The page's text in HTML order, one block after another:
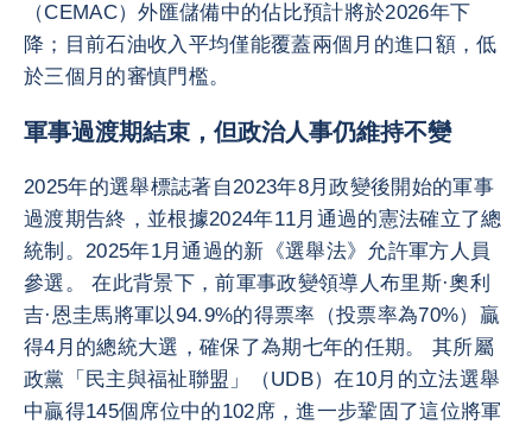
（CEMAC）外匯儲備中的佔比預計將於2026年下
降；目前石油收入平均僅能覆蓋兩個月的進口額，低
於三個月的審慎門檻。
軍事過渡期結束，但政治人事仍維持不變
2025年的選舉標誌著自2023年8月政變後開始的軍事
過渡期告終，並根據2024年11月通過的憲法確立了總
統制。2025年1月通過的新《選舉法》允許軍方人員
參選。 在此背景下，前軍事政變領導人布里斯·奧利
吉·恩圭馬將軍以94.9%的得票率（投票率為70%）贏
得4月的總統大選，確保了為期七年的任期。 其所屬
政黨「民主與福祉聯盟」（UDB）在10月的立法選舉
中贏得145個席位中的102席，進一步鞏固了這位將軍